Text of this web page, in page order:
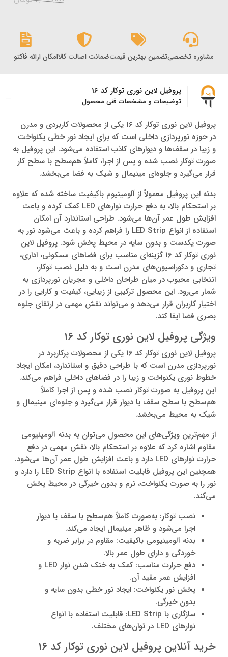
مشاوره تخصصیتضمین بهترین قیمتضمانت اصالت کالاامکان ارائه فاکتور
پروفیل لاین نوری توکار کد 16
توضیحات و مشخصات فنی محصول
پروفیل لاین نوری توکار کد 16 یکی از محصولات کاربردی و مدرن
در حوزه نورپردازی داخلی است که برای ایجاد نور خطی یکنواخت
و زیبا در سقف‌ها و دیوارهای کاذب استفاده می‌شود. این پروفیل به
صورت توکار نصب شده و پس از اجرا، کاملاً هم‌سطح با سطح کار
قرار می‌گیرد و جلوه‌ای مینیمال و شیک به فضا می‌بخشد.
بدنه این پروفیل معمولاً از آلومینیوم باکیفیت ساخته شده که علاوه
بر استحکام بالا، به دفع حرارت نوارهای LED کمک کرده و باعث
افزایش طول عمر آن‌ها می‌شود. طراحی استاندارد آن امکان
استفاده از انواع LED Strip را فراهم کرده و باعث می‌شود نور به
صورت یکدست و بدون سایه در محیط پخش شود. پروفیل لاین
نوری توکار کد 16 گزینه‌ای مناسب برای فضاهای مسکونی، اداری،
تجاری و دکوراسیون‌های مدرن است و به دلیل نصب توکار،
انتخابی محبوب در میان طراحان داخلی و مجریان نورپردازی به
شمار می‌رود. این محصول ترکیبی از زیبایی، کیفیت و کارایی را در
اختیار کاربران قرار می‌دهد و می‌تواند نقش مهمی در ارتقای جلوه
بصری فضا ایفا کند.
ویژگی پروفیل لاین نوری توکار کد 16
پروفیل لاین نوری توکار کد 16 یکی از محصولات پرکاربرد در
نورپردازی مدرن است که با طراحی دقیق و استاندارد، امکان ایجاد
خطوط نوری یکنواخت و زیبا را در فضاهای داخلی فراهم می‌کند.
این پروفیل به صورت توکار نصب شده و پس از اجرا کاملاً
هم‌سطح با سطح سقف یا دیوار قرار می‌گیرد و جلوه‌ای مینیمال و
شیک به محیط می‌بخشد.
از مهم‌ترین ویژگی‌های این محصول می‌توان به بدنه آلومینیومی
مقاوم اشاره کرد که علاوه بر استحکام بالا، نقش مهمی در دفع
حرارت نوارهای LED دارد و باعث افزایش طول عمر آن‌ها می‌شود.
همچنین این پروفیل قابلیت استفاده با انواع LED Strip را دارد و
نور را به صورت یکنواخت، نرم و بدون خیرگی در محیط پخش
می‌کند.
نصب توکار: به‌صورت کاملاً هم‌سطح با سقف یا دیوار
اجرا می‌شود و ظاهر مینیمال ایجاد می‌کند.
بدنه آلومینیومی باکیفیت: مقاوم در برابر ضربه و
خوردگی و دارای طول عمر بالا.
دفع حرارت مناسب: کمک به خنک شدن نوار LED و
افزایش عمر مفید آن.
پخش نور یکنواخت: ایجاد نور خطی بدون سایه و
بدون خیرگی.
سازگاری با LED Strip: قابلیت استفاده با انواع
نوارهای LED در توان‌های مختلف.
خرید آنلاین پروفیل لاین نوری توکار کد 16